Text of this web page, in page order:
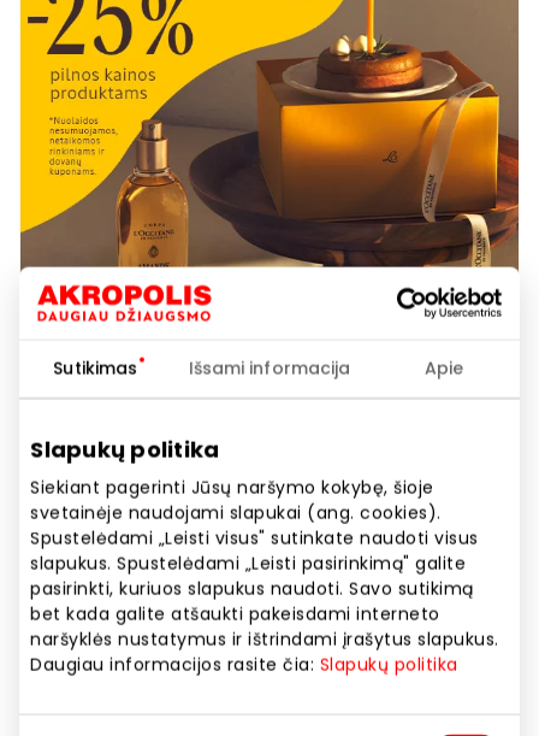
Sutikimas Išsami informacija Apie
Slapukų politika
Siekiant pagerinti Jūsų naršymo kokybę, šioje
svetainėje naudojami slapukai (ang. cookies).
Spustelėdami „Leisti visus" sutinkate naudoti visus
slapukus. Spustelėdami „Leisti pasirinkimą" galite
pasirinkti, kuriuos slapukus naudoti. Savo sutikimą
bet kada galite atšaukti pakeisdami interneto
naršyklės nustatymus ir ištrindami įrašytus slapukus.
Daugiau informacijos rasite čia: Slapukų politika
gimtadienis Lietuvoje
Akcijos trukmė
Nuo 2026.05.14iki2026.05.14
Atrasti